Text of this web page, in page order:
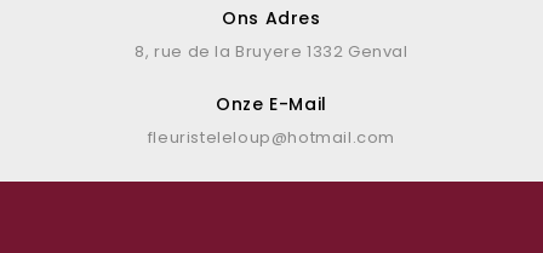
Ons Adres
8, rue de la Bruyere 1332 Genval
Onze E-Mail
fleuristeleloup@hotmail.com